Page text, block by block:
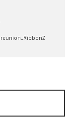
reunion_RibbonZ